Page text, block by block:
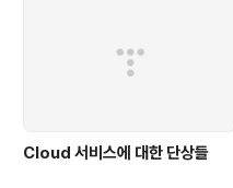
Cloud 서비스에 대한 단상들